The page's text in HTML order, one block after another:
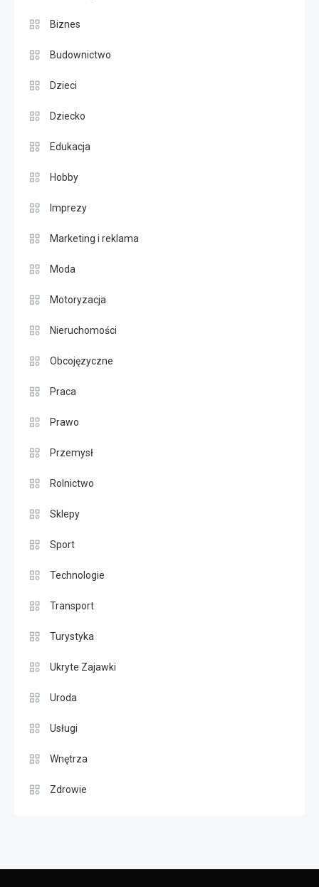
Biznes
Budownictwo
Dzieci
Dziecko
Edukacja
Hobby
Imprezy
Marketing i reklama
Moda
Motoryzacja
Nieruchomości
Obcojęzyczne
Praca
Prawo
Przemysł
Rolnictwo
Sklepy
Sport
Technologie
Transport
Turystyka
Ukryte Zajawki
Uroda
Usługi
Wnętrza
Zdrowie